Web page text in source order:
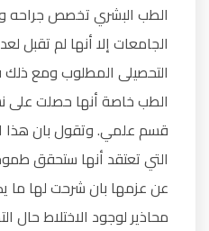
الطب البشري تخصص جراحه
الجامعات إلا أنها لم تقبل
التحصيلى المطلوب ومع
قسم علمي. وتقول بان هذا
التي تعتقد أنها ستحقق
عن عزمها بان شرحت لها ما
محاذير لوجود الاختلاط حال